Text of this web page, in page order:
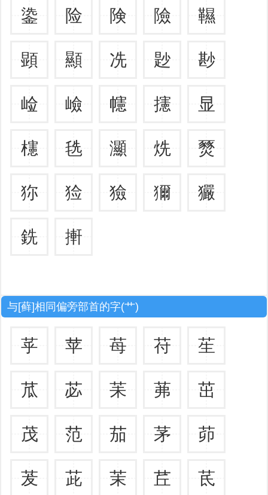
鍌 险 険 險 韅
顕 顯 冼 尟 尠
崄 嶮 幰 攇 显
櫶 毨 灦 烍 燹
狝 猃 獫 獮 玁
銑 搟
与[藓]相同偏旁部首的字(艹)
苸 苹 苺 苻 苼
苽 苾 苿 茀 茁
茂 范 茄 茅 茆
茇 茈 茉 茊 茋